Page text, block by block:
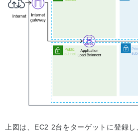
上図は、EC2 2台をターゲットに登録